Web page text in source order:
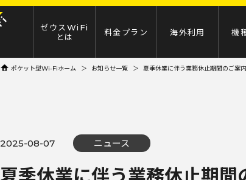
ゼウスWiFi
とは
料金プラン 海外利用 機
ポケット型Wi-Fiホーム お知らせ一覧 夏季休業に伴う業務休止期間のご案内
2025-08-07 ニュース